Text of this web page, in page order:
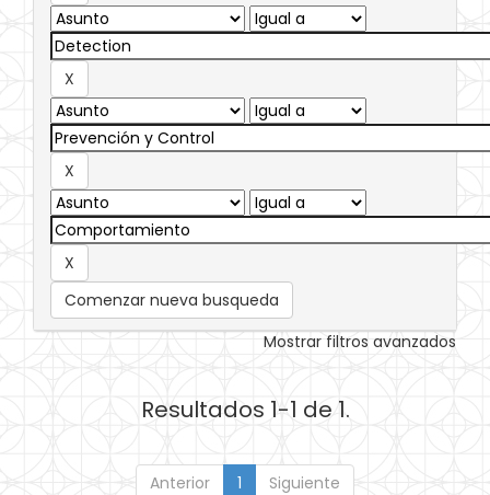
Comenzar nueva busqueda
Mostrar filtros avanzados
Resultados 1-1 de 1.
Anterior 1 Siguiente